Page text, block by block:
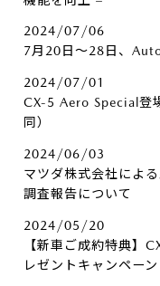
2024/07/06
7月20日～28日、
2024/07/01
CX-5 Aero Special登
同）
2024/06/03
マツダ株式会社によ
調査報告について
2024/05/20
【新車ご成約特典】
レゼントキャンペーン